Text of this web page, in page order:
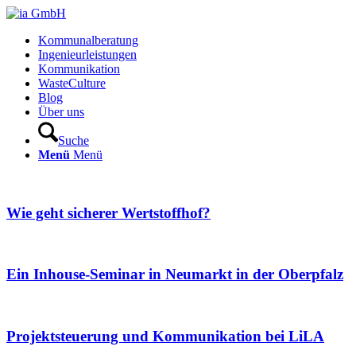
Kommunalberatung
Ingenieurleistungen
Kommunikation
WasteCulture
Blog
Über uns
Suche
Menü Menü
Wie geht sicherer Wertstoffhof?
Ein Inhouse-Seminar in Neumarkt in der Oberpfalz
Projektsteuerung und Kommunikation bei LiLA